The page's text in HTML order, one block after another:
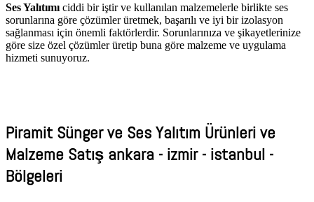
Ses Yalıtımı ciddi bir iştir ve kullanılan malzemelerle birlikte ses
sorunlarına göre çözümler üretmek, başarılı ve iyi bir izolasyon
sağlanması için önemli faktörlerdir. Sorunlarınıza ve şikayetlerinize
göre size özel çözümler üretip buna göre malzeme ve uygulama
hizmeti sunuyoruz.
Piramit Sünger ve Ses Yalıtım Ürünleri ve
Malzeme Satış ankara - izmir - istanbul -
Bölgeleri